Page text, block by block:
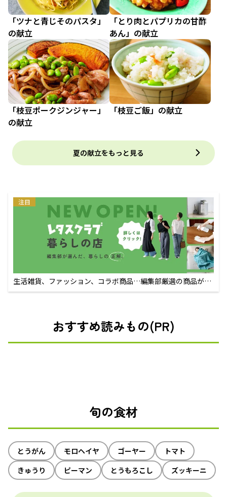
「ツナと青じそのパスタ」
の献立
「とり肉とパプリカの甘酢
あん」の献立
「枝豆ポークジンジャー」
の献立
「枝豆ご飯」の献立
夏の献立をもっと見る
注目
生活雑貨、ファッション、コラボ商品…編集部厳選の商品が買
えるECサイト
おすすめ読みもの(PR)
旬の食材
とうがん モロヘイヤ ゴーヤー
トマト
きゅうり
ピーマン とうもろこし ズッキーニ